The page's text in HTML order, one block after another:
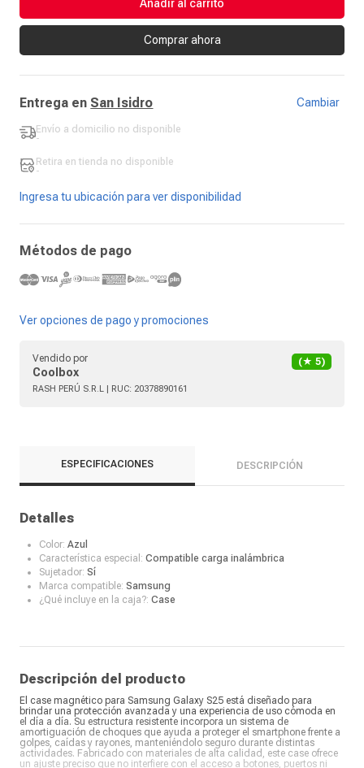
Añadir al carrito
Comprar ahora
Entrega en San Isidro Cambiar
Envío a domicilio no disponible
-
Retira en tienda no disponible
-
Ingresa tu ubicación para ver disponibilidad
Métodos de pago
Ver opciones de pago y promociones
Vendido por
Coolbox
(★ 5)
RASH PERÚ S.R.L | RUC: 20378890161
ESPECIFICACIONES DESCRIPCIÓN
Detalles
Color: Azul
Característica especial: Compatible carga inalámbrica
Sujetador: Sí
Marca compatible: Samsung
¿Qué incluye en la caja?: Case
Descripción del producto
El case magnético para Samsung Galaxy S25 está diseñado para
brindar una protección avanzada y una experiencia de uso cómoda en
el día a día. Su estructura resistente incorpora un sistema de
amortiguación de choques que ayuda a proteger el smartphone frente a
golpes, caídas y rayones, manteniéndolo seguro durante distintas
actividades. Fabricado con materiales de alta calidad, este case ofrece
un ajuste preciso que no interfiere con el acceso a botones, puertos ni